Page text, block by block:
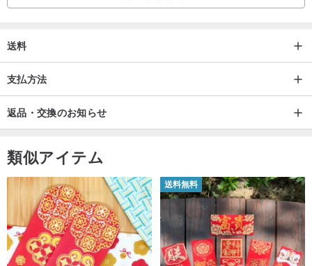
送料
支払方法
返品・交換のお知らせ
類似アイテム
送料無料